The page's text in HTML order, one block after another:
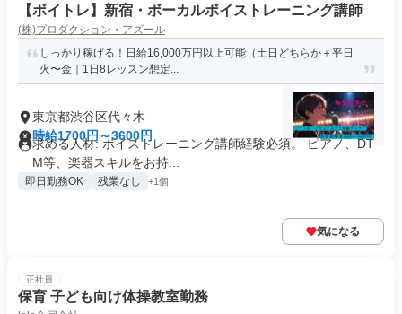
【ボイトレ】新宿・ボーカルボイストレーニング講師
(株)プロダクション・アズール
しっかり稼げる！日給16,000万円以上可能（土日どちらか＋平日
火〜金｜1日8レッスン想定...
東京都渋谷区代々木
時給1700円～3600円
求める人材: ボイストレーニング講師経験必須。 ピアノ、DT
M等、楽器スキルをお持...
即日勤務OK 残業なし +1個
気になる
正社員
保育 子ども向け体操教室勤務